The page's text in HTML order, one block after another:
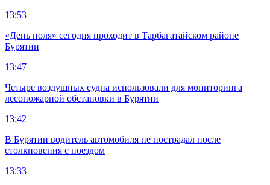
13:53
«День поля» сегодня проходит в Тарбагатайском районе
Бурятии
13:47
Четыре воздушных судна использовали для мониторинга
лесопожарной обстановки в Бурятии
13:42
В Бурятии водитель автомобиля не пострадал после
столкновения с поездом
13:33